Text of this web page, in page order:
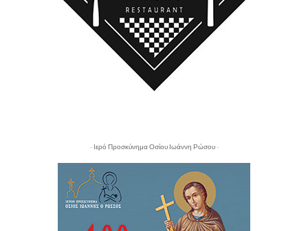
- Ιερό Προσκύνημα Οσίου Ιωάννη Ρώσου -